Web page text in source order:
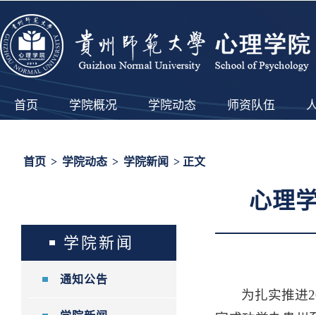
首页 学院概况 学院动态 师资队伍
首页 > 学院动态 > 学院新闻 > 正文
学院新闻
通知公告
心理
为扎实推进